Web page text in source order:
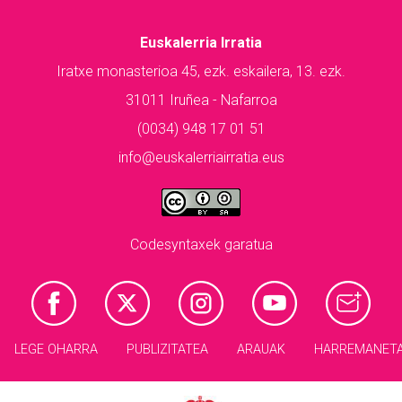
Euskalerria Irratia
Iratxe monasterioa 45, ezk. eskailera, 13. ezk.
31011 Iruñea - Nafarroa
(0034) 948 17 01 51
info@euskalerriairratia.eus
Codesyntaxek garatua
LEGE OHARRA PUBLIZITATEA ARAUAK